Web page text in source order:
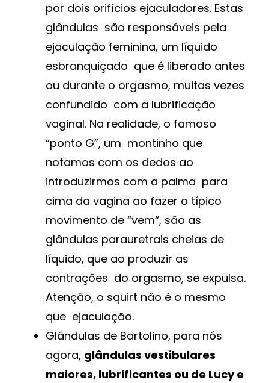
por dois orifícios ejaculadores. Estas
glândulas são responsáveis pela
ejaculação feminina, um líquido
esbranquiçado que é liberado antes
ou durante o orgasmo, muitas vezes
confundido com a lubrificação
vaginal. Na realidade, o famoso
“ponto G”, um montinho que
notamos com os dedos ao
introduzirmos com a palma para
cima da vagina ao fazer o típico
movimento de “vem“, são as
glândulas parauretrais cheias de
líquido, que ao produzir as
contrações do orgasmo, se expulsa.
Atenção, o squirt não é o mesmo
que ejaculação.
Glândulas de Bartolino, para nós
agora, glândulas vestibulares
maiores, lubrificantes ou de Lucy e